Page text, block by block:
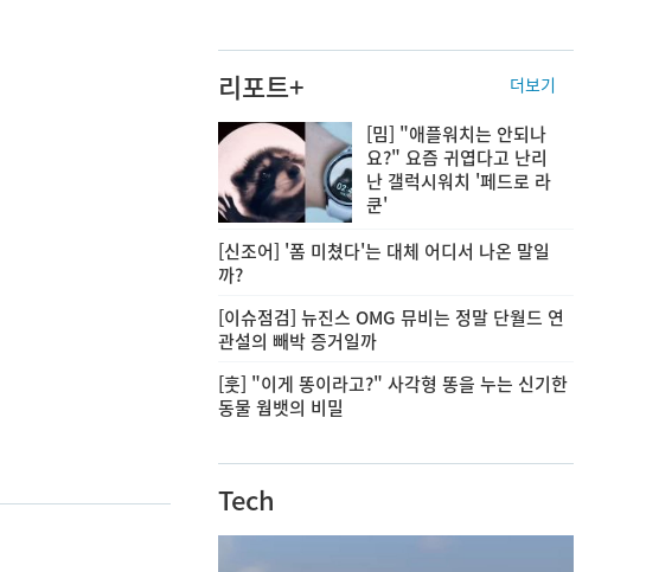
리포트+ 더보기
[밈] "애플워치는 안되나
요?" 요즘 귀엽다고 난리
난 갤럭시워치 '페드로 라
쿤'
[신조어] '폼 미쳤다'는 대체 어디서 나온 말일
까?
[이슈점검] 뉴진스 OMG 뮤비는 정말 단월드 연
관설의 빼박 증거일까
[훗] "이게 똥이라고?" 사각형 똥을 누는 신기한
동물 웜뱃의 비밀
Tech